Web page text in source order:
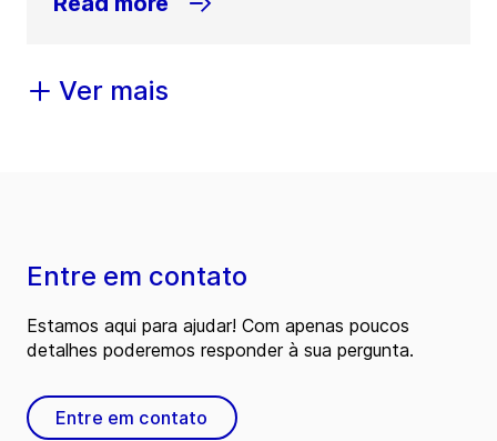
Ver mais
Entre em contato
Estamos aqui para ajudar! Com apenas poucos
detalhes poderemos responder à sua pergunta.
Entre em contato